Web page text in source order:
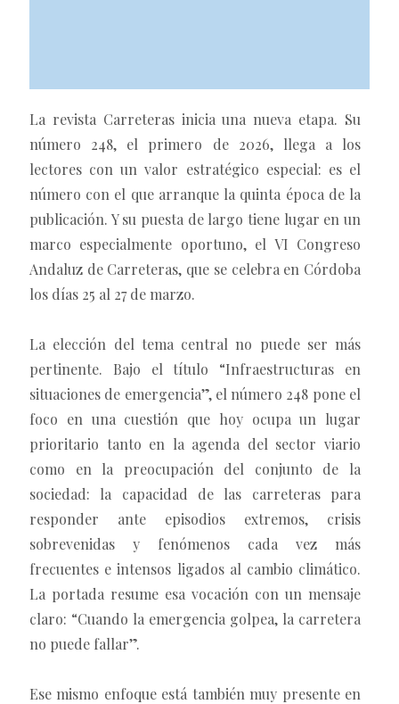
La revista Carreteras inicia una nueva etapa. Su
número 248, el primero de 2026, llega a los
lectores con un valor estratégico especial: es el
número con el que arranque la quinta época de la
publicación. Y su puesta de largo tiene lugar en un
marco especialmente oportuno, el VI Congreso
Andaluz de Carreteras, que se celebra en Córdoba
los días 25 al 27 de marzo.
La elección del tema central no puede ser más
pertinente. Bajo el título “Infraestructuras en
situaciones de emergencia”, el número 248 pone el
foco en una cuestión que hoy ocupa un lugar
prioritario tanto en la agenda del sector viario
como en la preocupación del conjunto de la
sociedad: la capacidad de las carreteras para
responder ante episodios extremos, crisis
sobrevenidas y fenómenos cada vez más
frecuentes e intensos ligados al cambio climático.
La portada resume esa vocación con un mensaje
claro: “Cuando la emergencia golpea, la carretera
no puede fallar”.
Ese mismo enfoque está también muy presente en